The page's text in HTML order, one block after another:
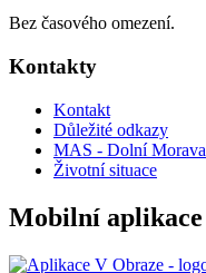
Bez časového omezení.
Kontakty
Kontakt
Důležité odkazy
MAS - Dolní Morava
Životní situace
Mobilní aplikace